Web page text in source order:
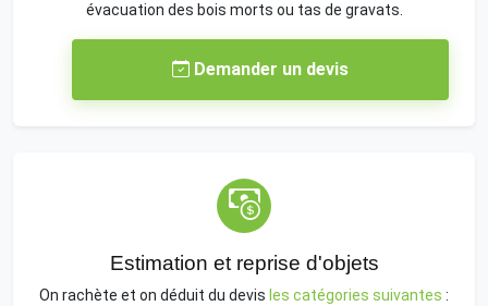
évacuation des bois morts ou tas de gravats.
Demander un devis
Estimation et reprise d'objets
On rachète et on déduit du devis les catégories suivantes :